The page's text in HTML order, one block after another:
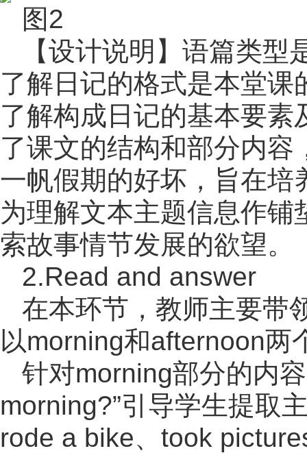
图2
【设计说明】语篇类
了解日记的格式是本堂
了解构成日记的基本要
了课文的结构和部分内
一帆假期的好坏，旨在培
为理解文本主题信息作
索故事情节发展的欲望。
2.Read and answer
在本环节，教师主要带
以morning和afternoon两
针对morning部分的内
morning?”引导学生提取
rode a bike、took